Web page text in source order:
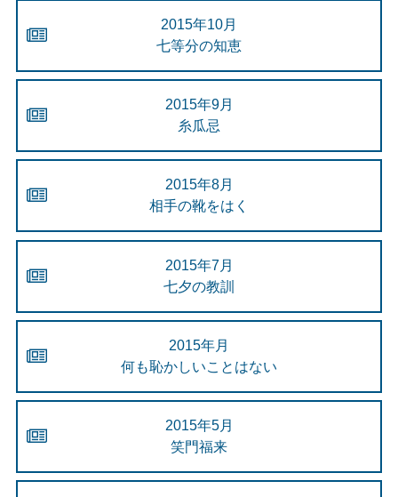
2015年10月
七等分の知恵
2015年9月
糸瓜忌
2015年8月
相手の靴をはく
2015年7月
七夕の教訓
2015年月
何も恥かしいことはない
2015年5月
笑門福来